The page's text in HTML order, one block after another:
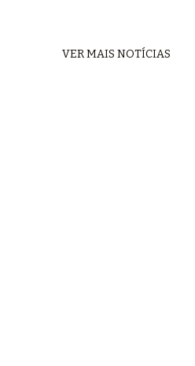
VER MAIS NOTÍCIAS